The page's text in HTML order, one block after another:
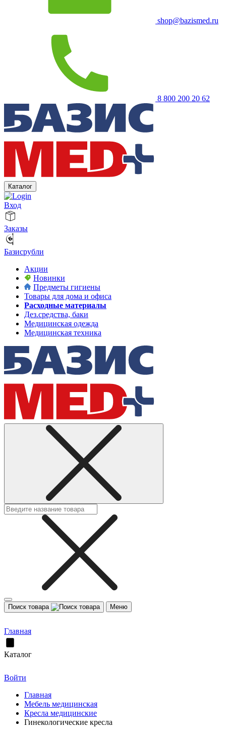
shop@bazismed.ru
8 800 200 20 62
Каталог
Вход
Заказы
Базисрубли
Акции
Новинки
Предметы гигиены
Товары для дома и офиса
Расходные материалы
Дез.средства, баки
Медицинская одежда
Медицинская техника
Поиск товара Меню
Главная
Каталог
Войти
Главная
Мебель медицинская
Кресла медицинские
Гинекологические кресла